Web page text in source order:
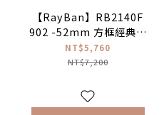
【RayBan】RB2140F
902 -52mm 方框經典太
陽眼鏡 經典wayfarer墨
鏡
NT$5,760
NT$7,200